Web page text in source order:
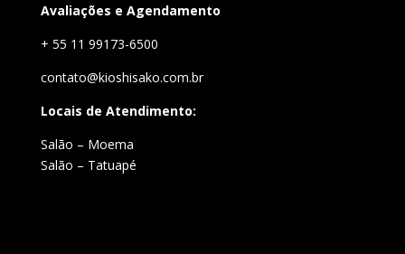
Avaliações e Agendamento
+ 55 11 99173-6500
contato@kioshisako.com.br
Locais de Atendimento:
Salão – Moema
Salão – Tatuapé